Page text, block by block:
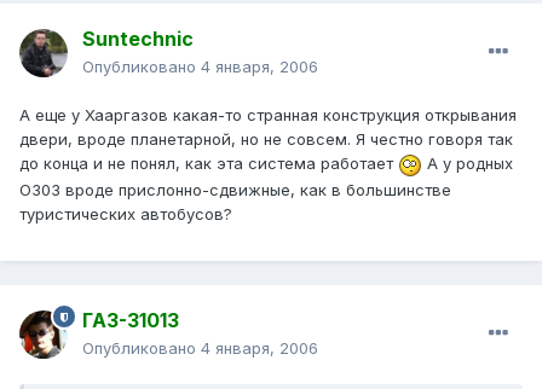
Suntechnic
Опубликовано 4 января, 2006
А еще у Хааргазов какая-то странная конструкция открывания
двери, вроде планетарной, но не совсем. Я честно говоря так
до конца и не понял, как эта система работает
А у родных
О303 вроде прислонно-сдвижные, как в большинстве
туристических автобусов?
ГАЗ-31013
Опубликовано 4 января, 2006